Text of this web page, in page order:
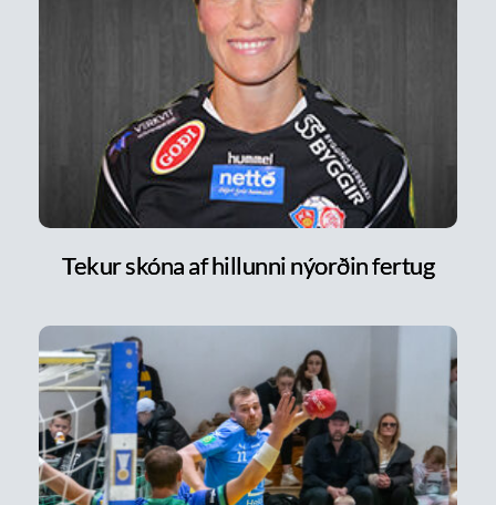
Tekur skóna af hillunni nýorðin fertug